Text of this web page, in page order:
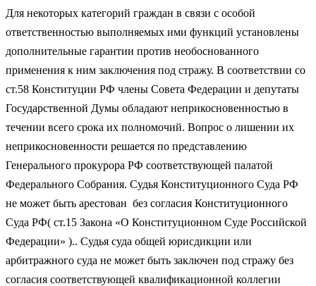
Для некоторых категорий граждан в связи с особой
ответственностью выполняемых ими функций установлены
дополнительные гарантии против необоснованного
применения к ним заключения под стражу. В соответствии со
ст.58 Конституции РФ члены Совета Федерации и депутаты
Государственной Думы обладают неприкосновенностью в
течении всего срока их полномочий. Вопрос о лишении их
неприкосновенности решается по представлению
Генерального прокурора РФ соответствующей палатой
Федерального Собрания. Судья Конституционного Суда РФ
не может быть арестован без согласия Конституционного
Суда РФ( ст.15 Закона «О Конституционном Суде Российской
Федерации» ).. Судья суда общей юрисдикции или
арбитражного суда не может быть заключен под стражу без
согласия соответствующей квалификационной коллегии